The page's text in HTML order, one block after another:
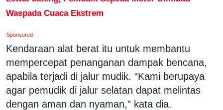
Waspada Cuaca Ekstrem
Sponsored
Kendaraan alat berat itu untuk membantu
mempercepat penanganan dampak bencana,
apabila terjadi di jalur mudik. “Kami berupaya
agar pemudik di jalur selatan dapat melintas
dengan aman dan nyaman,” kata dia.